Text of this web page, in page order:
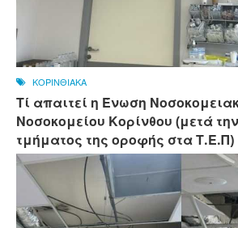
ΚΟΡΙΝΘΙΑΚΑ
Τί απαιτεί η Ένωση
Νοσοκομείου Κορίνθου (μετά
τμήματος της οροφής στα Τ.Ε.Π)